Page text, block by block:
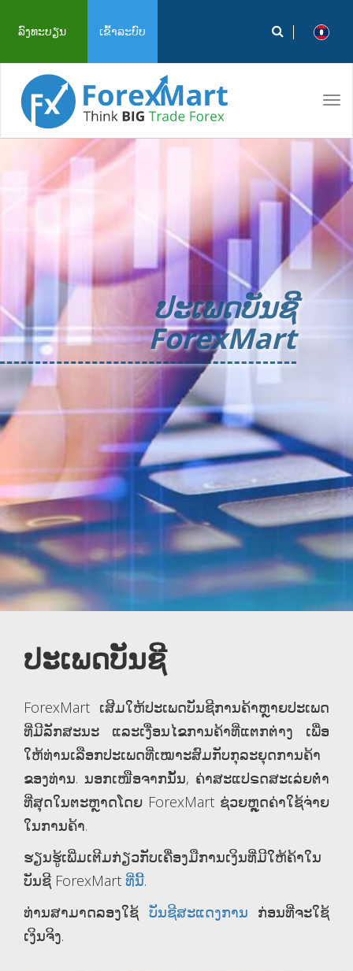
ລົງທະບຽນ ເຂົ້າລະບົບ
ປະເພດບັນຊີ
ForexMart
ປະເພດບັນຊີ
ForexMart ເສີມໃຫ້ປະເພດບັນຊີການຄ້າຫຼາຍປະເພດ
ທີ່ມີລັກສະນະ ແລະເງື່ອນໄຂການຄ້າທີ່ແຕກຕ່າງ ເພື່ອ
ໃຫ້ທ່ານເລືອກປະເພດທີ່ເໝາະສົມກັບກຸລະຍຸດການຄ້າ
ຂອງທ່ານ. ນອກເໜືອຈາກນັ້ນ, ຄ່າສະແປຣດສະເລ່ຍຕ່ຳ
ທີ່ສຸດໃນຕະຫຼາດໂດຍ ForexMart ຊ່ວຍຫຼຸດຄ່າໃຊ້ຈ່າຍ
ໃນການຄ້າ.
ຮຽນຮູ້ເພີ່ມເຕີມກ່ຽວກັບເຄື່ອງມືການເງິນທີ່ມີໃຫ້ຄ້າໃນ
ບັນຊີ ForexMart ທີ່ນີ້.
ທ່ານສາມາດລອງໃຊ້ ບັນຊີສະແດງການ ກ່ອນທີ່ຈະໃຊ້
ເງິນຈິງ.